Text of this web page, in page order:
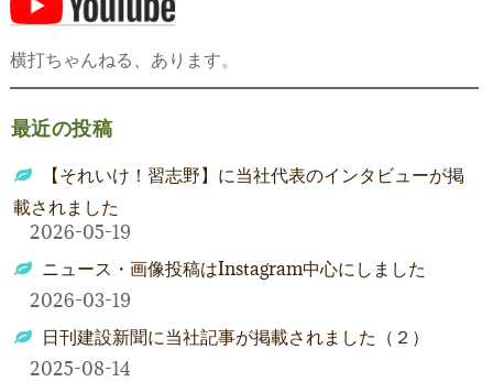
シ
ョ
ン
横打ちゃんねる、あります。
最近の投稿
【それいけ！習志野】に当社代表のインタビューが掲
載されました
2026-05-19
ニュース・画像投稿はInstagram中心にしました
2026-03-19
日刊建設新聞に当社記事が掲載されました（２）
2025-08-14